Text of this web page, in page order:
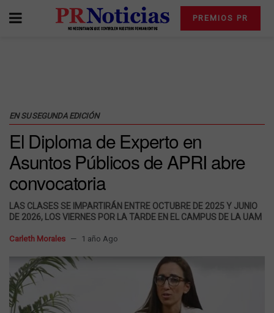
PREMIOS PR
EN SU SEGUNDA EDICIÓN
El Diploma de Experto en
Asuntos Públicos de APRI abre
convocatoria
LAS CLASES SE IMPARTIRÁN ENTRE OCTUBRE DE 2025 Y JUNIO
DE 2026, LOS VIERNES POR LA TARDE EN EL CAMPUS DE LA UAM
Carleth Morales 1 año Ago